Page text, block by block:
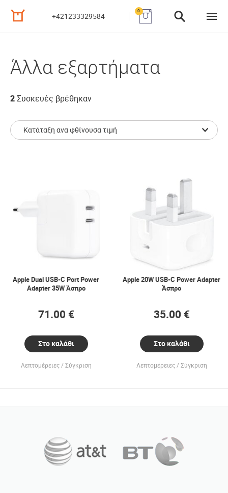
+421233329584
0
Άλλα εξαρτήματα
2 Συσκευές βρέθηκαν
Apple Dual USB-C Port Power
Adapter 35W Άσπρο
71.00 €
Στο καλάθι
Λεπτομέρειες Σύγκριση
Apple 20W USB-C Power Adapter
Άσπρο
35.00 €
Στο καλάθι
Λεπτομέρειες Σύγκριση